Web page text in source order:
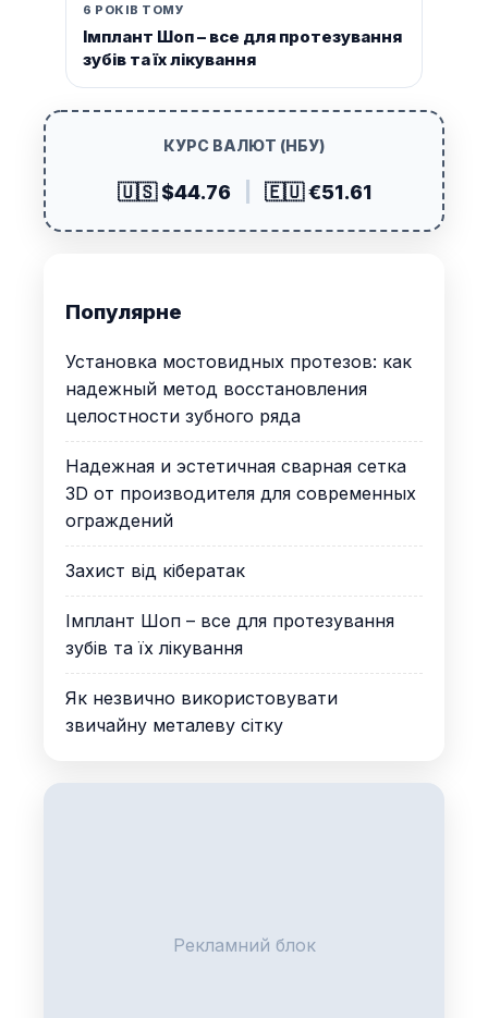
6 РОКІВ ТОМУ
Імплант Шоп – все для протезування
зубів та їх лікування
КУРС ВАЛЮТ (НБУ)
🇺🇸 $44.76 🇪🇺 €51.61
Популярне
Установка мостовидных протезов: как
надежный метод восстановления
целостности зубного ряда
Надежная и эстетичная сварная сетка
3D от производителя для современных
ограждений
Захист від кібератак
Імплант Шоп – все для протезування
зубів та їх лікування
Як незвично використовувати
звичайну металеву сітку
Рекламний блок